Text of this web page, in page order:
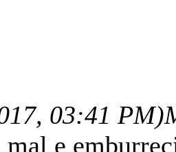
03:41 PM)
mal e